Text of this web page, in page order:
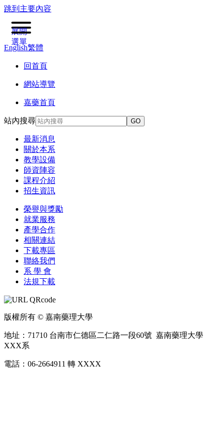
跳到主要內容
展開
選單
English繁體
回首頁
網站導覽
嘉藥首頁
站內搜尋 GO
最新消息
關於本系
教學設備
師資陣容
課程介紹
招生資訊
榮譽與獎勵
就業服務
產學合作
相關連結
下載專區
聯絡我們
系 學 會
法規下載
版權所有 © 嘉南藥理大學
地址：71710 台南市仁德區二仁路一段60號 嘉南藥理大學
XXX系
電話：06-2664911 轉 XXXX